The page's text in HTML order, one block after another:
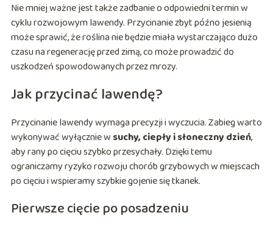
Nie mniej ważne jest także zadbanie o odpowiedni termin w
cyklu rozwojowym lawendy. Przycinanie zbyt późno jesienią
może sprawić, że roślina nie będzie miała wystarczająco dużo
czasu na regenerację przed zimą, co może prowadzić do
uszkodzeń spowodowanych przez mrozy.
Jak przycinać lawendę?
Przycinanie lawendy wymaga precyzji i wyczucia. Zabieg warto
wykonywać wyłącznie w suchy, ciepły i słoneczny dzień,
aby rany po cięciu szybko przesychały. Dzięki temu
ograniczamy ryzyko rozwoju chorób grzybowych w miejscach
po cięciu i wspieramy szybkie gojenie się tkanek.
Pierwsze cięcie po posadzeniu